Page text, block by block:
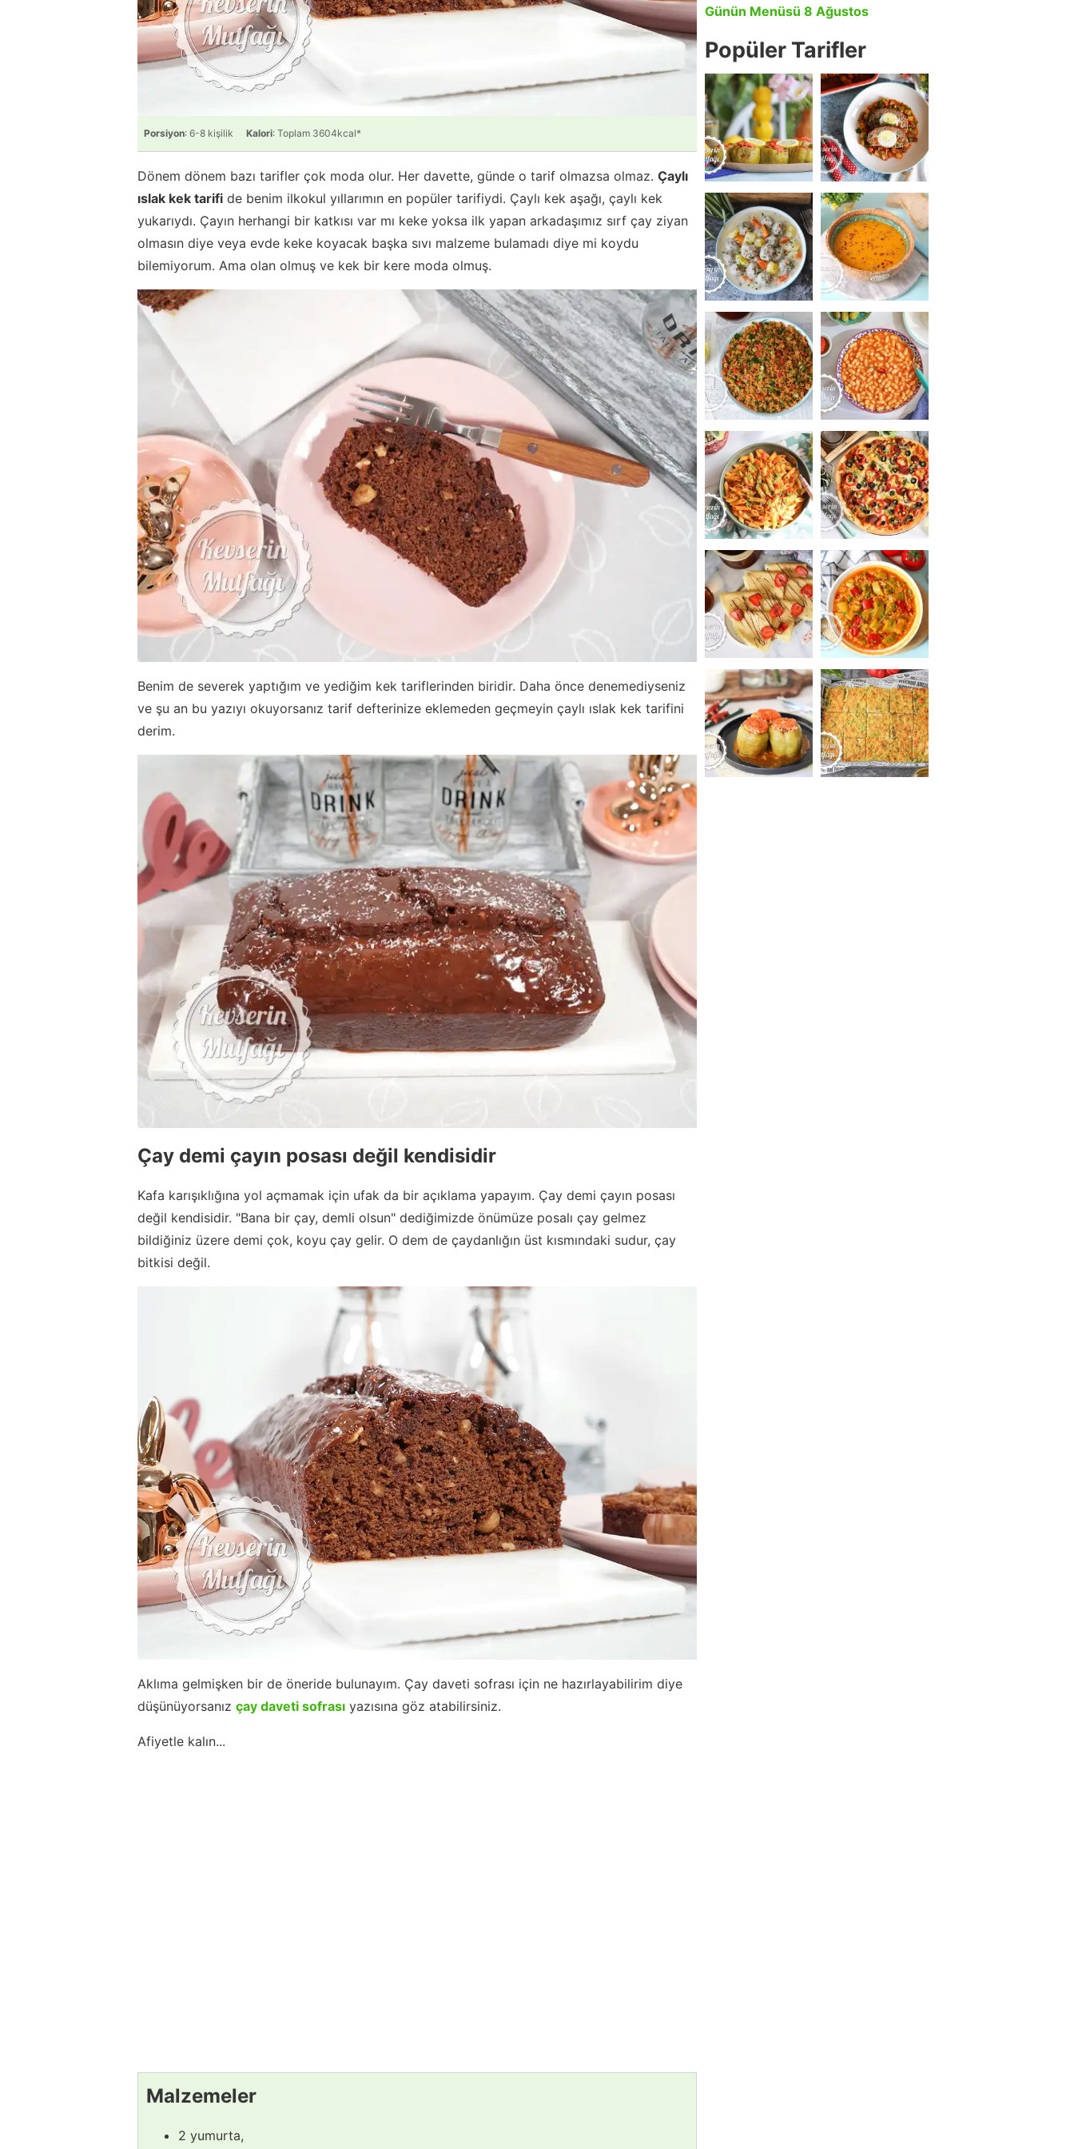
Porsiyon: 6-8 kişilik Kalori: Toplam 3604kcal*
Dönem dönem bazı tarifler çok moda olur. Her davette, günde o tarif olmazsa olmaz. Çaylı
ıslak kek tarifi de benim ilkokul yıllarımın en popüler tarifiydi. Çaylı kek aşağı, çaylı kek
yukarıydı. Çayın herhangi bir katkısı var mı keke yoksa ilk yapan arkadaşımız sırf çay ziyan
olmasın diye veya evde keke koyacak başka sıvı malzeme bulamadı diye mi koydu
bilemiyorum. Ama olan olmuş ve kek bir kere moda olmuş.
Benim de severek yaptığım ve yediğim kek tariflerinden biridir. Daha önce denemediyseniz
ve şu an bu yazıyı okuyorsanız tarif defterinize eklemeden geçmeyin çaylı ıslak kek tarifini
derim.
Çay demi çayın posası değil kendisidir
Kafa karışıklığına yol açmamak için ufak da bir açıklama yapayım. Çay demi çayın posası
değil kendisidir. "Bana bir çay, demli olsun" dediğimizde önümüze posalı çay gelmez
bildiğiniz üzere demi çok, koyu çay gelir. O dem de çaydanlığın üst kısmındaki sudur, çay
bitkisi değil.
Aklıma gelmişken bir de öneride bulunayım. Çay daveti sofrası için ne hazırlayabilirim diye
düşünüyorsanız çay daveti sofrası yazısına göz atabilirsiniz.
Afiyetle kalın...
Malzemeler
2 yumurta,
Günün Menüsü 8 Ağustos
Popüler Tarifler